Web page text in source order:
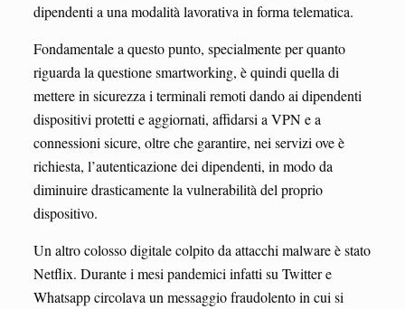
dipendenti a una modalità lavorativa in forma telematica.
Fondamentale a questo punto, specialmente per quanto
riguarda la questione smartworking, è quindi quella di
mettere in sicurezza i terminali remoti dando ai dipendenti
dispositivi protetti e aggiornati, affidarsi a VPN e a
connessioni sicure, oltre che garantire, nei servizi ove è
richiesta, l’autenticazione dei dipendenti, in modo da
diminuire drasticamente la vulnerabilità del proprio
dispositivo.
Un altro colosso digitale colpito da attacchi malware è stato
Netflix. Durante i mesi pandemici infatti su Twitter e
Whatsapp circolava un messaggio fraudolento in cui si